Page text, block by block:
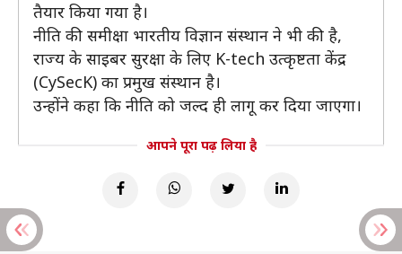
तैयार किया गया है।
नीति की समीक्षा भारतीय विज्ञान संस्थान ने भी की है,
राज्य के साइबर सुरक्षा के लिए K-tech उत्कृष्टता केंद्र
(CySecK) का प्रमुख संस्थान है।
उन्होंने कहा कि नीति को जल्द ही लागू कर दिया जाएगा।
आपने पूरा पढ़ लिया है